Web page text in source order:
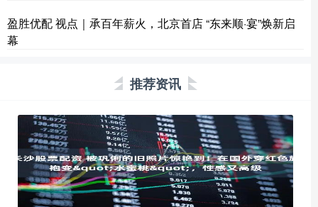
盈胜优配 视点｜承百年薪火，北京首店 “东来顺·宴”焕新启
幕
推荐资讯